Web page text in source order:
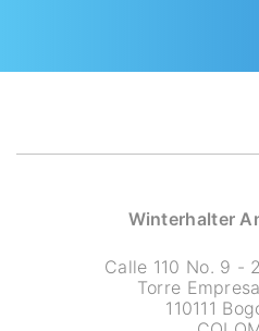
Winterhalter
Calle 110 No. 9 -
Torre
110111